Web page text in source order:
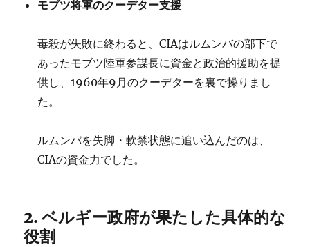
モブツ将軍のクーデター支援
毒殺が失敗に終わると、CIAはルムンバの部下で
あったモブツ陸軍参謀長に資金と政治的援助を提
供し、1960年9月のクーデターを裏で操りまし
た。
ルムンバを失脚・軟禁状態に追い込んだのは、
CIAの資金力でした。
2. ベルギー政府が果たした具体的な
役割